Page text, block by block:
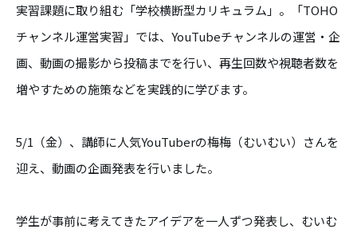
実習課題に取り組む「学校横断型カリキュラム」。「TOHO
チャンネル運営実習」では、YouTubeチャンネルの運営・企
画、動画の撮影から投稿までを行い、再生回数や視聴者数を
増やすための施策などを実践的に学びます。
5/1（金）、講師に人気YouTuberの梅梅（むいむい）さんを
迎え、動画の企画発表を行いました。
学生が事前に考えてきたアイデアを一人ずつ発表し、むいむ